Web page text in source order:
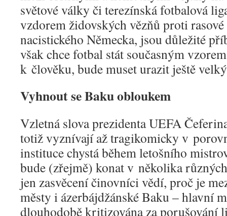
světové války či terezínská fotbalová
vzdorem židovských vězňů proti
nacistického Německa, jsou důležité
však chce fotbal stát současným
k člověku, bude muset urazit ještě
Vyhnout se Baku obloukem
Vzletná slova prezidenta UEFA
totiž vyznívají až tragikomicky v
instituce chystá během letošního
bude (zřejmě) konat v několika
jen zasvěcení činovníci vědí, proč je
městy i ázerbájdžánské Baku – hlavní
dlouhodobě kritizována za porušování